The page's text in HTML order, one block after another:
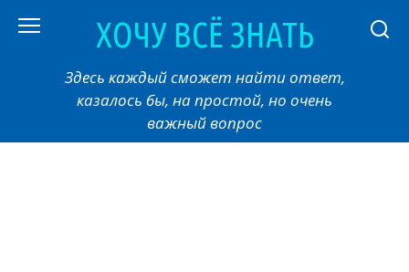
ХОЧУ ВСЁ ЗНАТЬ
Здесь каждый сможет найти ответ,
казалось бы, на простой, но очень
важный вопрос